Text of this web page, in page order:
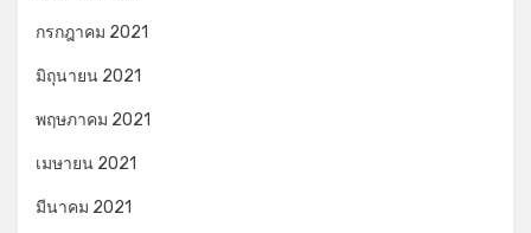
กรกฎาคม 2021
มิถุนายน 2021
พฤษภาคม 2021
เมษายน 2021
มีนาคม 2021